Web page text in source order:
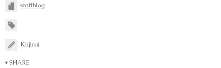
staffblog
Kujirai
▾ SHARE